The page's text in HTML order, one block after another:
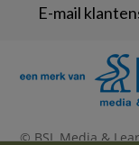
E-mail
© BSL Media &